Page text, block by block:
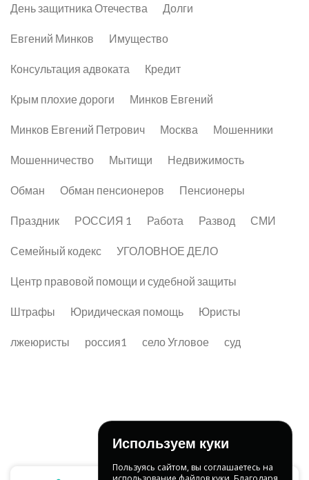
День защитника Отечества Долги
Евгений Минков Имущество
Консультация адвоката Кредит
Крым плохие дороги Минков Евгений
Минков Евгений Петрович Москва Мошенники
Мошенничество Мытищи Недвижимость
Обман Обман пенсионеров Пенсионеры
Праздник РОССИЯ 1 Работа Развод СМИ
Семейный кодекс УГОЛОВНОЕ ДЕЛО
Центр правовой помощи и судебной защиты
Штрафы Юридическая помощь Юристы
лжеюристы россия1 село Угловое суд
Используем куки
Пользуясь сайтом, вы соглашаетесь на